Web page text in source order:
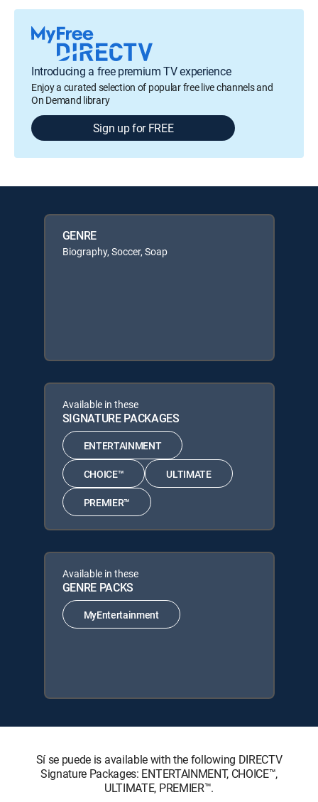
Introducing a free premium TV experience
Enjoy a curated selection of popular free live channels and
On Demand library
Sign up for FREE
GENRE
Biography, Soccer, Soap
Available in these
SIGNATURE PACKAGES
ENTERTAINMENT
CHOICE™ ULTIMATE
PREMIER™
Available in these
GENRE PACKS
MyEntertainment
Sí se puede is available with the following DIRECTV
Signature Packages: ENTERTAINMENT, CHOICE™,
ULTIMATE, PREMIER™.